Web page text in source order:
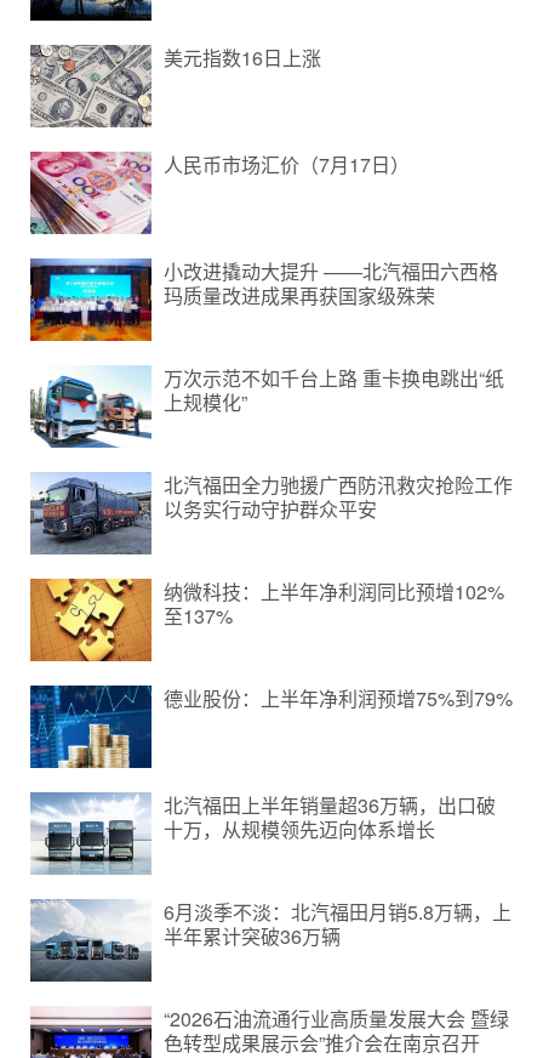
美元指数16日上涨
人民币市场汇价（7月17日）
小改进撬动大提升 ——北汽福田六西格
玛质量改进成果再获国家级殊荣
万次示范不如千台上路 重卡换电跳出“纸
上规模化”
北汽福田全力驰援广西防汛救灾抢险工作
以务实行动守护群众平安
纳微科技：上半年净利润同比预增102%
至137%
德业股份：上半年净利润预增75%到79%
北汽福田上半年销量超36万辆，出口破
十万，从规模领先迈向体系增长
6月淡季不淡：北汽福田月销5.8万辆，上
半年累计突破36万辆
“2026石油流通行业高质量发展大会 暨绿
色转型成果展示会”推介会在南京召开